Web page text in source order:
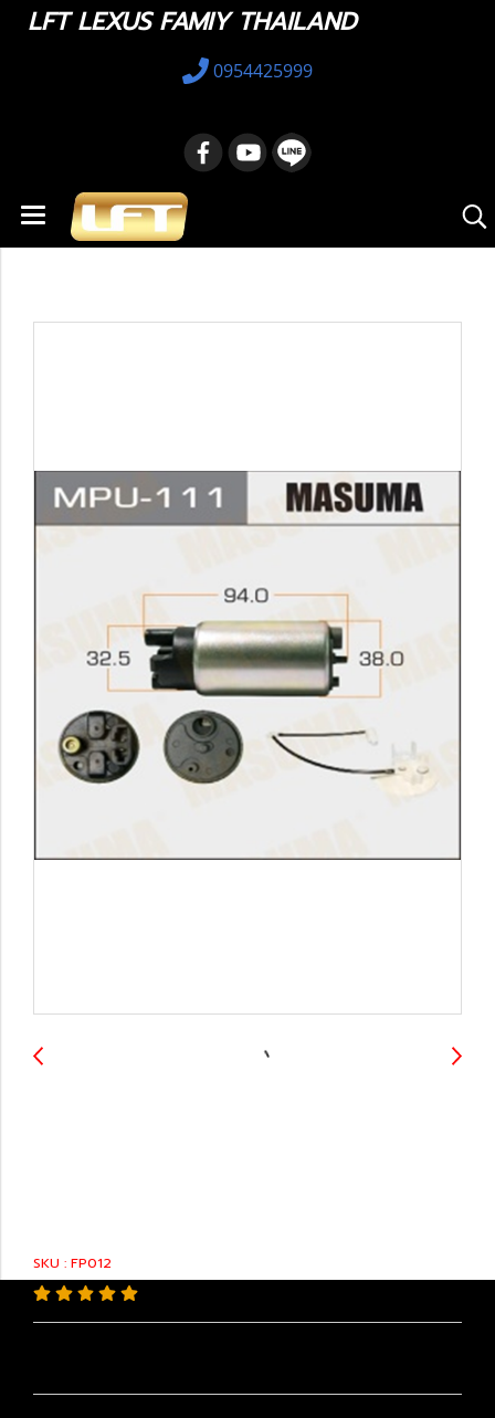
LFT LEXUS FAMIY THAILAND
0954425999
SKU : FP012